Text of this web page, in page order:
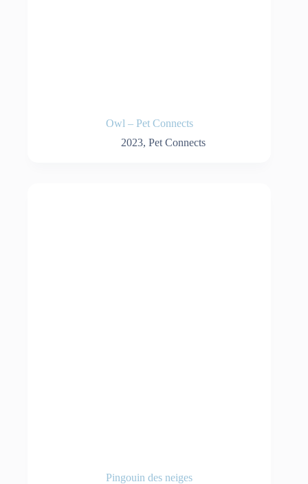
Owl – Pet Connects
2023, Pet Connects
Pingouin des neiges